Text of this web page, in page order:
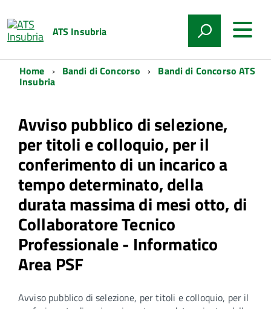
ATS Insubria
Home Bandi di Concorso Bandi di Concorso ATS
Insubria
Avviso pubblico di selezione,
per titoli e colloquio, per il
conferimento di un incarico a
tempo determinato, della
durata massima di mesi otto, di
Collaboratore Tecnico
Professionale - Informatico
Area PSF
Avviso pubblico di selezione, per titoli e colloquio, per il